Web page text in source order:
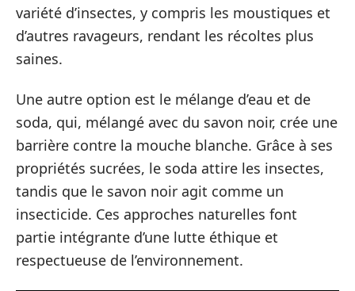
variété d’insectes, y compris les moustiques et
d’autres ravageurs, rendant les récoltes plus
saines.
Une autre option est le mélange d’eau et de
soda, qui, mélangé avec du savon noir, crée une
barrière contre la mouche blanche. Grâce à ses
propriétés sucrées, le soda attire les insectes,
tandis que le savon noir agit comme un
insecticide. Ces approches naturelles font
partie intégrante d’une lutte éthique et
respectueuse de l’environnement.